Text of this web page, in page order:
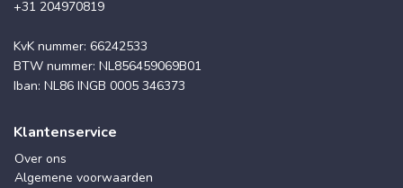
+31 204970819
KvK nummer: 66242533
BTW nummer: NL856459069B01
Iban: NL86 INGB 0005 346373
Klantenservice
Over ons
Algemene voorwaarden